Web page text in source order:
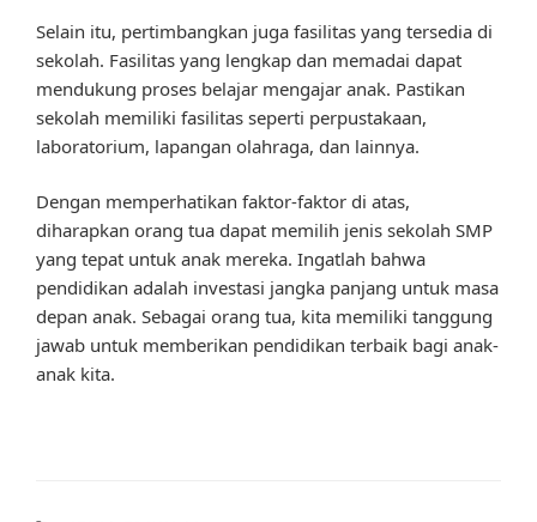
Selain itu, pertimbangkan juga fasilitas yang tersedia di
sekolah. Fasilitas yang lengkap dan memadai dapat
mendukung proses belajar mengajar anak. Pastikan
sekolah memiliki fasilitas seperti perpustakaan,
laboratorium, lapangan olahraga, dan lainnya.
Dengan memperhatikan faktor-faktor di atas,
diharapkan orang tua dapat memilih jenis sekolah SMP
yang tepat untuk anak mereka. Ingatlah bahwa
pendidikan adalah investasi jangka panjang untuk masa
depan anak. Sebagai orang tua, kita memiliki tanggung
jawab untuk memberikan pendidikan terbaik bagi anak-
anak kita.